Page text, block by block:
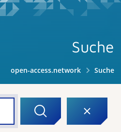
Suche
open-access.network Suche